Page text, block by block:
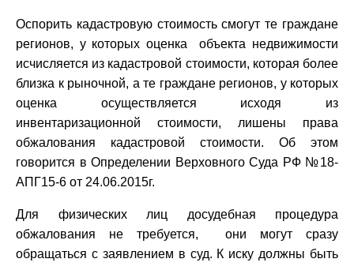
Оспорить кадастровую стоимость смогут те граждане
регионов, у которых оценка объекта недвижимости
исчисляется из кадастровой стоимости, которая более
близка к рыночной, а те граждане регионов, у которых
оценка осуществляется исходя из
инвентаризационной стоимости, лишены права
обжалования кадастровой стоимости. Об этом
говорится в Определении Верховного Суда РФ №18-
АПГ15-6 от 24.06.2015г.
Для физических лиц досудебная процедура
обжалования не требуется, они могут сразу
обращаться с заявлением в суд. К иску должны быть